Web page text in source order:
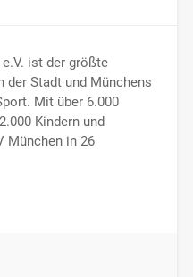
ist der größte
der Stadt und Münchens
Mit über 6.000
Kindern und
München in 26